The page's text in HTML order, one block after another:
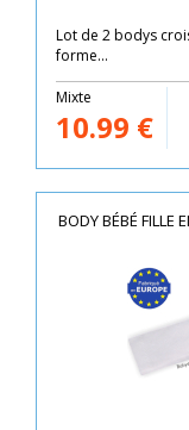
Lot de 2 bodys
forme...
Mixte
10.99 €
BODY BÉBÉ FILLE